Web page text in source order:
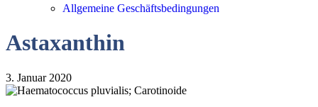
Allgemeine Geschäftsbedingungen
Astaxanthin
3. Januar 2020